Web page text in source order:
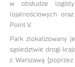
w obsłudze
lojalnościowych
Point V.
Park zlokalizowany
sąsiedztwie drogi
z Warszawą